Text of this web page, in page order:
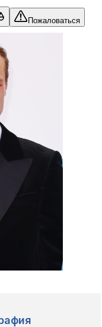
Пожаловаться